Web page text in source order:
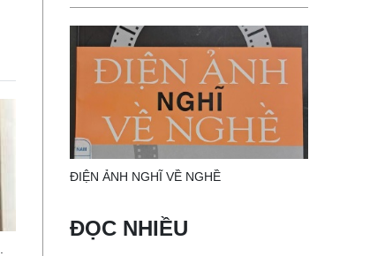
ĐIỆN ẢNH NGHĨ VỀ NGHỀ
ĐỌC NHIỀU